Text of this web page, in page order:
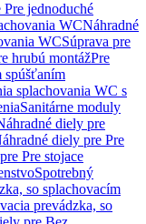
jednoduché
WCNáhradné
WCSúprava pre
hrubú montážPre
spúšťaním
splachovania WC s
Sanitárne moduly
diely pre
diely pre Pre
Pre stojace
Spotrebný
so splachovacím
prevádzka, so